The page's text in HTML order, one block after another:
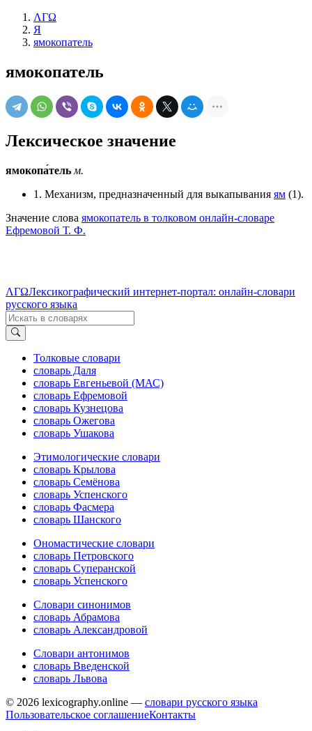
ΛΓΩ
Я
ямокопатель
ямокопатель
Лексическое значение
ямокопа́тель м.
1. Механизм, предназначенный для выкапывания ям (1).
Значение слова ямокопатель в толковом онлайн-словаре
Ефремовой Т. Ф.
ΛΓΩЛексикографический интернет-портал: онлайн-словари
русского языка
Толковые словари
словарь Даля
словарь Евгеньевой (МАС)
словарь Ефремовой
словарь Кузнецова
словарь Ожегова
словарь Ушакова
Этимологические словари
словарь Крылова
словарь Семёнова
словарь Успенского
словарь Фасмера
словарь Шанского
Ономастические словари
словарь Петровского
словарь Суперанской
словарь Успенского
Словари синонимов
словарь Абрамова
словарь Александровой
Словари антонимов
словарь Введенской
словарь Львова
© 2026 lexicography.online — словари русского языка
Пользовательское соглашениеКонтакты